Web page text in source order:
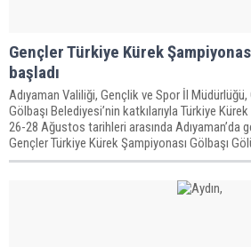
Gençler Türkiye Kürek
başladı
Adıyaman Valiliği, Gençlik ve Spor İl Müdürlüğü,
Gölbaşı Belediyesi’nin katkılarıyla Türkiye
26-28 Ağustos tarihleri arasında Adıyaman’da
Gençler Türkiye Kürek Şampiyonası Gölbaşı